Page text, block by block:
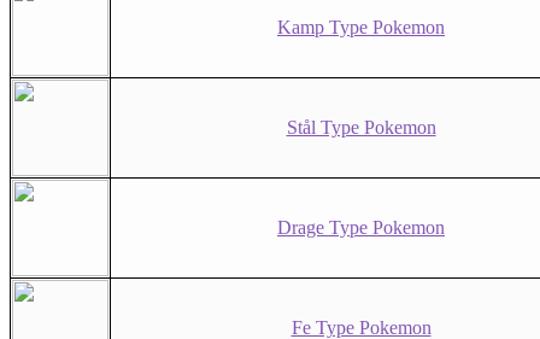
Kamp Type Pokemon
Stål Type Pokemon
Drage Type Pokemon
Fe Type Pokemon